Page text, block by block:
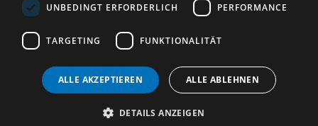
Datenschutzerklärung
Benachrichtigungsservice
Kontakt und Anfahrt
(c) 2026 TALENTBRÜCKE GmbH & Co. KG
UNBEDINGT ERFORDERLICH PERFORMANCE
TARGETING FUNKTIONALITÄT
ALLE AKZEPTIEREN ALLE ABLEHNEN
DETAILS ANZEIGEN